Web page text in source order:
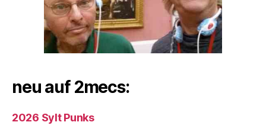
neu auf 2mecs:
2026 Sylt Punks